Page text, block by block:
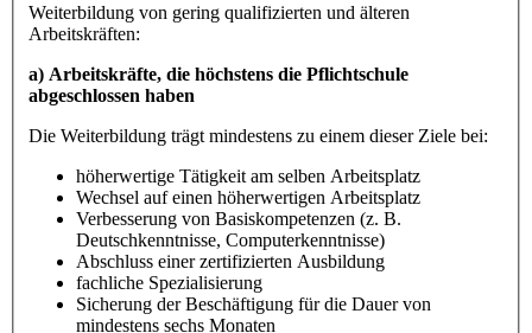
Weiterbildung von gering qualifizierten und älteren
Arbeitskräften:
a) Arbeitskräfte, die höchstens die Pflichtschule
abgeschlossen haben
Die Weiterbildung trägt mindestens zu einem dieser Ziele bei:
höherwertige Tätigkeit am selben Arbeitsplatz
Wechsel auf einen höherwertigen Arbeitsplatz
Verbesserung von Basiskompetenzen (z. B.
Deutschkenntnisse, Computerkenntnisse)
Abschluss einer zertifizierten Ausbildung
fachliche Spezialisierung
Sicherung der Beschäftigung für die Dauer von
mindestens sechs Monaten